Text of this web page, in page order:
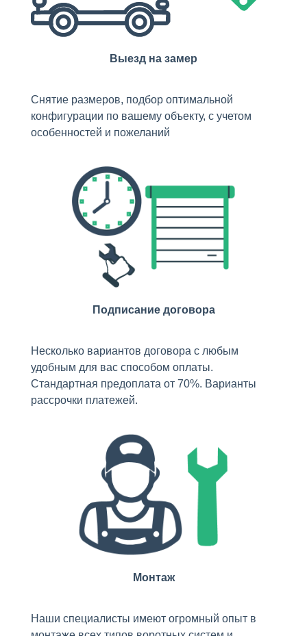
Выезд на замер
Снятие размеров, подбор оптимальной
конфигурации по вашему объекту, с учетом
особенностей и пожеланий
Подписание договора
Несколько вариантов договора с любым
удобным для вас способом оплаты.
Стандартная предоплата от 70%. Варианты
рассрочки платежей.
Монтаж
Наши специалисты имеют огромный опыт в